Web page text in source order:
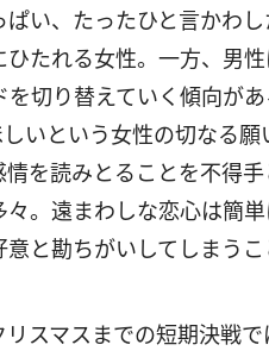
い、たったひと言かわ
たれる女性。一方、男
切り替えていく傾向が
いという女性の切なる願
を読みとることを不得
。遠まわしな恋心は簡
と勘ちがいしてしまうこ
スマスまでの短期決戦で